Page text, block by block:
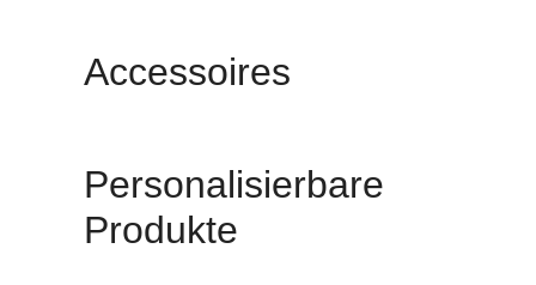
Accessoires
Personalisierbare
Produkte